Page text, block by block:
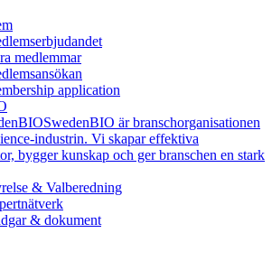
medlemmar
application
SwedenBIO är branschorganisationen
industrin. Vi skapar effektiva
bygger kunskap och ger branschen en stark
& Valberedning
& dokument